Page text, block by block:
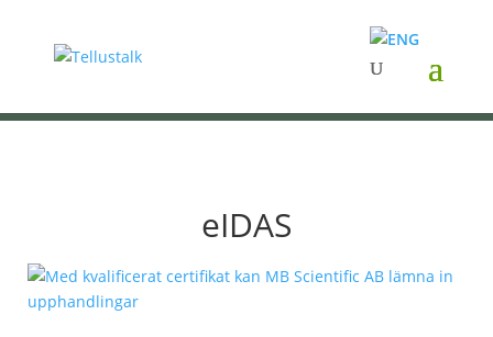
eIDAS